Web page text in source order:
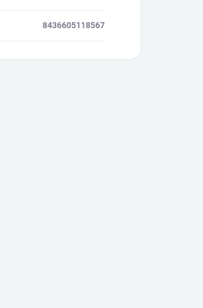
8436605118567